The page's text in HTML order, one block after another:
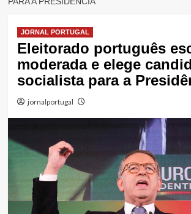
JORNAL PORTUGAL
Eleitorado português
moderada e elege
socialista para a
jornalportugal